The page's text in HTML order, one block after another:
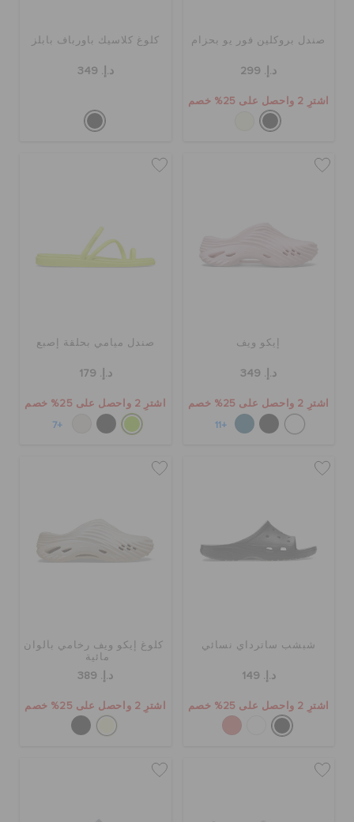
صندل بروكلين فور يو بحزام
د.إ. 299
اشترِ 2 واحصل على 25% خصم
كلوغ كلاسيك باورباف بابلز
د.إ. 349
إيكو ويف
د.إ. 349
اشترِ 2 واحصل على 25% خصم
+11
صندل ميامي بحلقة إصبع
د.إ. 179
اشترِ 2 واحصل على 25% خصم
+7
شبشب ساترداي نسائي
د.إ. 149
اشترِ 2 واحصل على 25% خصم
كلوغ إيكو ويف رخامي بألوان
مائية
د.إ. 389
اشترِ 2 واحصل على 25% خصم